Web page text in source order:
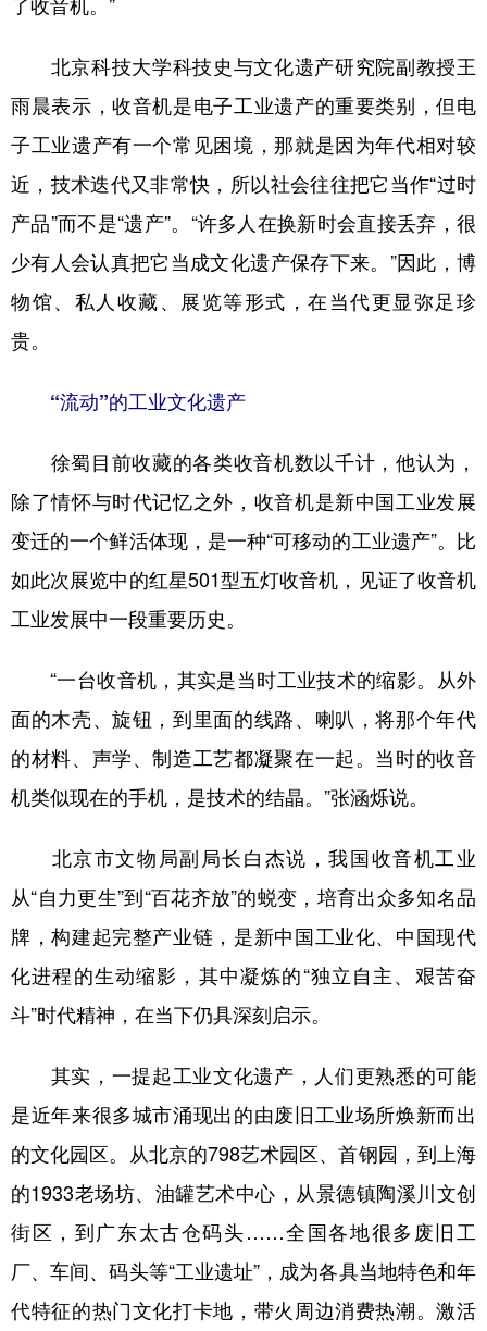
了收音机。”
北京科技大学科技史与文化遗产研究院副教授王
雨晨表示，收音机是电子工业遗产的重要类别，但电
子工业遗产有一个常见困境，那就是因为年代相对较
近，技术迭代又非常快，所以社会往往把它当作“过时
产品”而不是“遗产”。“许多人在换新时会直接丢弃，很
少有人会认真把它当成文化遗产保存下来。”因此，博
物馆、私人收藏、展览等形式，在当代更显弥足珍
贵。
“流动”的工业文化遗产
徐蜀目前收藏的各类收音机数以千计，他认为，
除了情怀与时代记忆之外，收音机是新中国工业发展
变迁的一个鲜活体现，是一种“可移动的工业遗产”。比
如此次展览中的红星501型五灯收音机，见证了收音机
工业发展中一段重要历史。
“一台收音机，其实是当时工业技术的缩影。从外
面的木壳、旋钮，到里面的线路、喇叭，将那个年代
的材料、声学、制造工艺都凝聚在一起。当时的收音
机类似现在的手机，是技术的结晶。”张涵烁说。
北京市文物局副局长白杰说，我国收音机工业
从“自力更生”到“百花齐放”的蜕变，培育出众多知名品
牌，构建起完整产业链，是新中国工业化、中国现代
化进程的生动缩影，其中凝炼的“独立自主、艰苦奋
斗”时代精神，在当下仍具深刻启示。
其实，一提起工业文化遗产，人们更熟悉的可能
是近年来很多城市涌现出的由废旧工业场所焕新而出
的文化园区。从北京的798艺术园区、首钢园，到上海
的1933老场坊、油罐艺术中心，从景德镇陶溪川文创
街区，到广东太古仓码头……全国各地很多废旧工
厂、车间、码头等“工业遗址”，成为各具当地特色和年
代特征的热门文化打卡地，带火周边消费热潮。激活